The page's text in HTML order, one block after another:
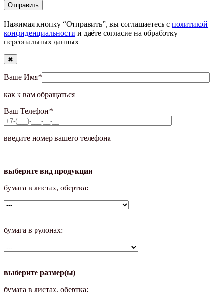
Нажимая кнопку “Отправить”, вы соглашаетесь с политикой
конфиденциальности и даёте согласие на обработку
персональных данных
✖
Ваше Имя*
как к вам обращаться
Ваш Телефон*
введите номер вашего телефона
выберите вид продукции
бумага в листах, обертка:
бумага в рулонах:
выберите размер(ы)
бумага в листах, обертка: